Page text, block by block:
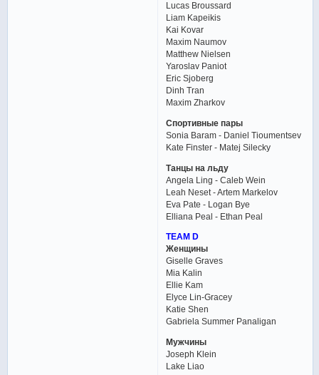
Lucas Broussard
Liam Kapeikis
Kai Kovar
Maxim Naumov
Matthew Nielsen
Yaroslav Paniot
Eric Sjoberg
Dinh Tran
Maxim Zharkov
Спортивные пары
Sonia Baram - Daniel Tioumentsev
Kate Finster - Matej Silecky
Танцы на льду
Angela Ling - Caleb Wein
Leah Neset - Artem Markelov
Eva Pate - Logan Bye
Elliana Peal - Ethan Peal
TEAM D
Женщины
Giselle Graves
Mia Kalin
Ellie Kam
Elyce Lin-Gracey
Katie Shen
Gabriela Summer Panaligan
Мужчины
Joseph Klein
Lake Liao